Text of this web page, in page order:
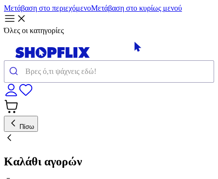
Μετάβαση στο περιεχόμενοΜετάβαση στο κυρίως μενού
Όλες οι κατηγορίες
Πίσω
Καλάθι αγορών